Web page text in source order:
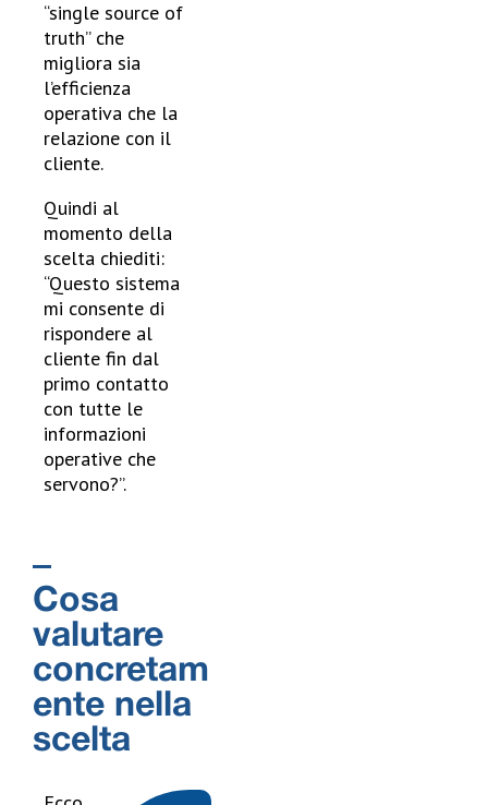
“single source of
truth” che
migliora sia
l’efficienza
operativa che la
relazione con il
cliente.
Quindi al
momento della
scelta chiediti:
“Questo sistema
mi consente di
rispondere al
cliente fin dal
primo contatto
con tutte le
informazioni
operative che
servono?”.
Cosa
valutare
concretam
ente nella
scelta